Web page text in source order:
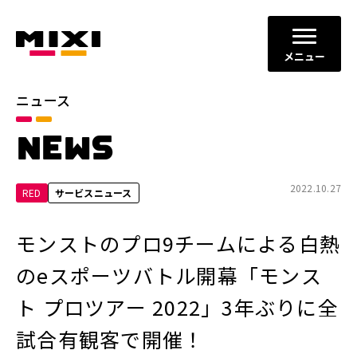
メニュー
ニュース
NEWS
RED サービスニュース 2022.10.27
モンストのプロ9チームによる白熱
のeスポーツバトル開幕「モンス
ト プロツアー 2022」3年ぶりに全
試合有観客で開催！
カテゴリ
お知らせ
2026年 2025年